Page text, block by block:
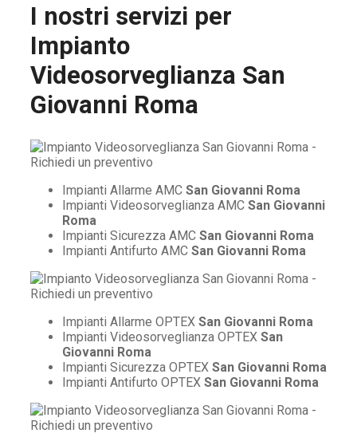
I nostri servizi per
Impianto
Videosorveglianza San
Giovanni Roma
Impianti Allarme AMC San Giovanni Roma
Impianti Videosorveglianza AMC San Giovanni
Roma
Impianti Sicurezza AMC San Giovanni Roma
Impianti Antifurto AMC San Giovanni Roma
Impianti Allarme OPTEX San Giovanni Roma
Impianti Videosorveglianza OPTEX San
Giovanni Roma
Impianti Sicurezza OPTEX San Giovanni Roma
Impianti Antifurto OPTEX San Giovanni Roma